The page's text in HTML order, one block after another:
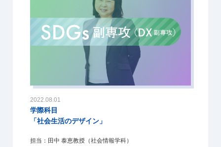
2022.08.01
学際科目
「社会生活のデザイン」
担当：田中 泰恵教授（社会情報学科）